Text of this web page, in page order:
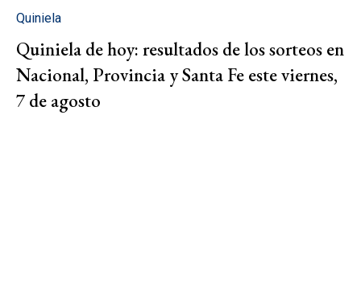
Quiniela
Quiniela de hoy: resultados de los sorteos en
Nacional, Provincia y Santa Fe este viernes,
7 de agosto